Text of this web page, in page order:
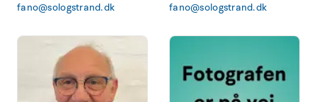
fano@sologstrand.dk
fano@sologstrand.dk